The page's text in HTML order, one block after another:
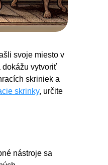
svoje miesto v
dokážu vytvoriť
skriniek a
skrinky, určite
nástroje sa